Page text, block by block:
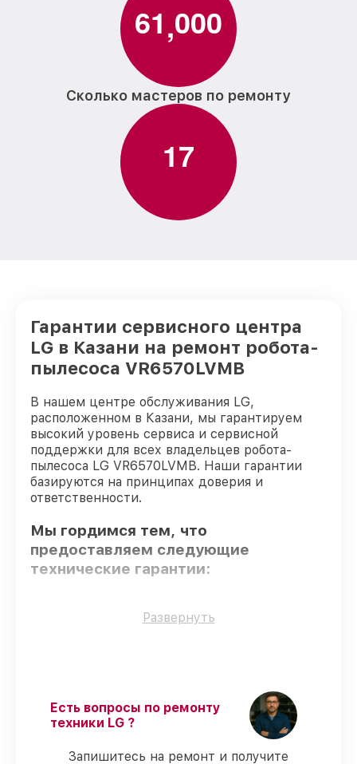
61,000
Сколько мастеров по ремонту
17
Гарантии сервисного центра
LG в Казани на ремонт робота-
пылесоса VR6570LVMB
В нашем центре обслуживания LG,
расположенном в Казани, мы гарантируем
высокий уровень сервиса и сервисной
поддержки для всех владельцев робота-
пылесоса LG VR6570LVMB. Наши гарантии
базируются на принципах доверия и
ответственности.
Мы гордимся тем, что
предоставляем следующие
технические гарантии:
Только фирменные комплектующие
Соблюдение сроков обслуживания
соблюдаем сроки восстановления
согласованные с клиентом.
Развернуть
Есть вопросы по ремонту
техники LG ?
Запишитесь на ремонт и получите